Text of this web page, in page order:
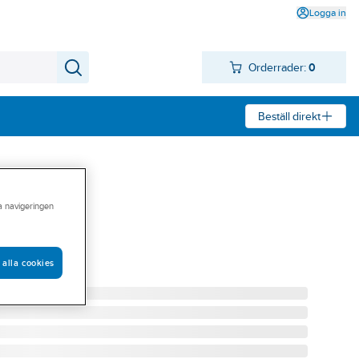
Logga in
Orderrader: 0
Beställ direkt
A DIG
navigeringen
alla cookies